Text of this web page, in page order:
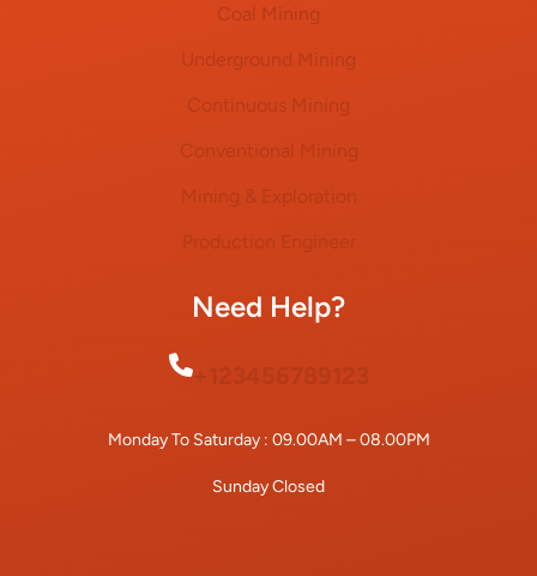
Coal Mining
Underground Mining
Continuous Mining
Conventional Mining
Mining & Exploration
Production Engineer
Need Help?
+123456789123
Monday To Saturday : 09.00AM – 08.00PM
Sunday Closed